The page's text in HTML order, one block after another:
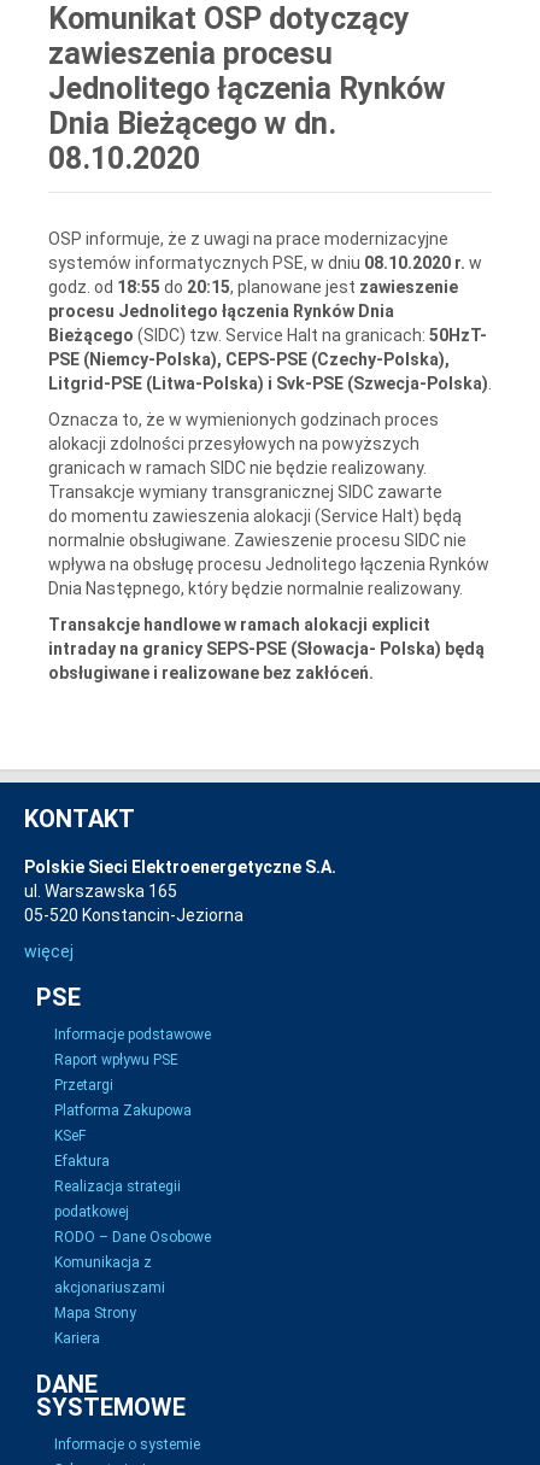
Komunikat OSP dotyczący
zawieszenia procesu
Jednolitego łączenia Rynków
Dnia Bieżącego w dn.
08.10.2020
OSP informuje, że z uwagi na prace modernizacyjne
systemów informatycznych PSE, w dniu 08.10.2020 r. w
godz. od 18:55 do 20:15, planowane jest zawieszenie
procesu Jednolitego łączenia Rynków Dnia
Bieżącego (SIDC) tzw. Service Halt na granicach: 50HzT-
PSE (Niemcy-Polska), CEPS-PSE (Czechy-Polska),
Litgrid-PSE (Litwa-Polska) i Svk-PSE (Szwecja-Polska)
Oznacza to, że w wymienionych godzinach proces
alokacji zdolności przesyłowych na powyższych
granicach w ramach SIDC nie będzie realizowany.
Transakcje wymiany transgranicznej SIDC zawarte
do momentu zawieszenia alokacji (Service Halt) będą
normalnie obsługiwane. Zawieszenie procesu SIDC nie
wpływa na obsługę procesu Jednolitego łączenia Rynków
Dnia Następnego, który będzie normalnie realizowany.
Transakcje handlowe w ramach alokacji explicit
intraday na granicy SEPS-PSE (Słowacja- Polska) będą
obsługiwane i realizowane bez zakłóceń.
KONTAKT
Polskie Sieci Elektroenergetyczne S.A.
ul. Warszawska 165
05-520 Konstancin-Jeziorna
więcej
PSE
Informacje podstawowe
Raport wpływu PSE
Przetargi
Platforma Zakupowa
KSeF
Efaktura
Realizacja strategii
podatkowej
RODO – Dane Osobowe
Komunikacja z
akcjonariuszami
Mapa Strony
Kariera
DANE
SYSTEMOWE
Informacje o systemie